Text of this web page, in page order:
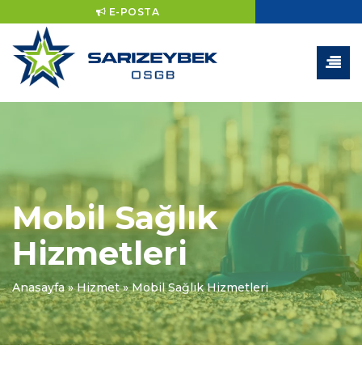
E-POSTA
Mobil Sağlık
Hizmetleri
Anasayfa»Hizmet»Mobil Sağlık Hizmetleri